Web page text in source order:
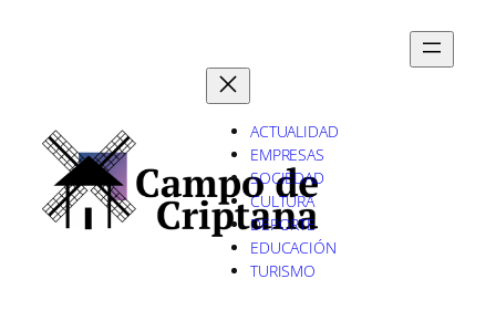
ACTUALIDAD
EMPRESAS
SOCIEDAD
CULTURA
DEPORTE
EDUCACIÓN
TURISMO